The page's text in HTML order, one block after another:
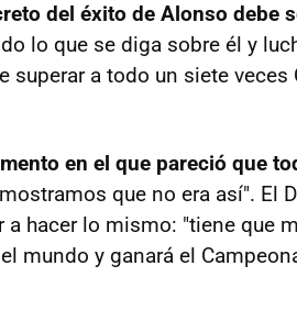
del éxito de Alonso debe
lo que se diga sobre él y
superar a todo un siete
en el que pareció que
que no era así". El
a hacer lo mismo: "tiene que
mundo y ganará el